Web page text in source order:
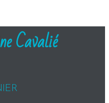
Cavalié